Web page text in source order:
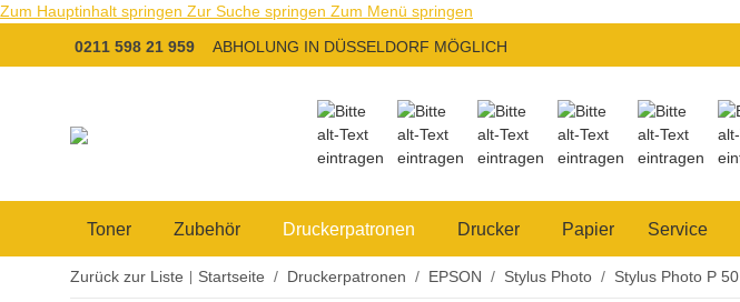
Zum Hauptinhalt springen Zur Suche springen Zum Menü springen
0211 598 21 959
ABHOLUNG IN DÜSSELDORF MÖGLICH
Toner Zubehör Druckerpatronen Drucker Papier Service
Zurück zur Liste Startseite Druckerpatronen EPSON Stylus Photo Stylus Photo P 50